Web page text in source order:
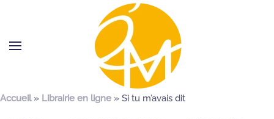
Accueil» Librairie en ligne » Si tu m’avais dit